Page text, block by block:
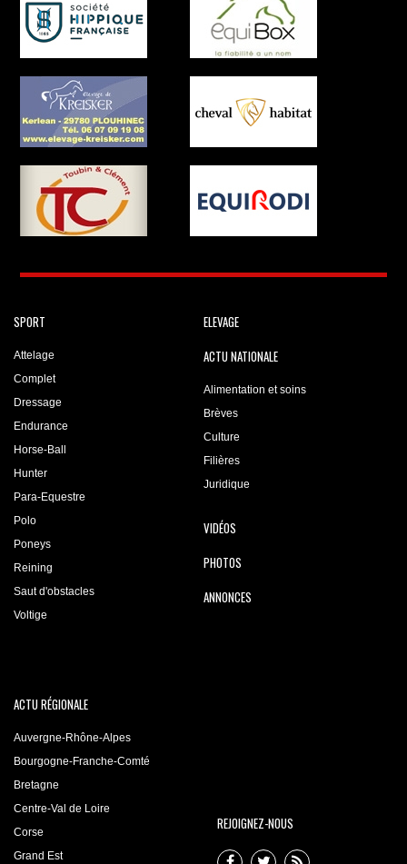
SPORT
Attelage
Complet
Dressage
Endurance
Horse-Ball
Hunter
Para-Equestre
Polo
Poneys
Reining
Saut d'obstacles
Voltige
ELEVAGE
ACTU NATIONALE
Alimentation et soins
Brèves
Culture
Filières
Juridique
VIDÉOS
PHOTOS
ANNONCES
ACTU RÉGIONALE
Auvergne-Rhône-Alpes
Bourgogne-Franche-Comté
Bretagne
Centre-Val de Loire
Corse
Grand Est
REJOIGNEZ-NOUS